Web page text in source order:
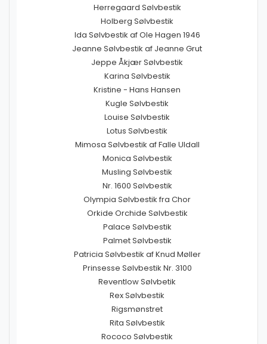
Herregaard Sølvbestik
Holberg Sølvbestik
Ida Sølvbestik af Ole Hagen 1946
Jeanne Sølvbestik af Jeanne Grut
Jeppe Åkjær Sølvbestik
Karina Sølvbestik
Kristine - Hans Hansen
Kugle Sølvbestik
Louise Sølvbestik
Lotus Sølvbestik
Mimosa Sølvbestik af Falle Uldall
Monica Sølvbestik
Musling Sølvbestik
Nr. 1600 Sølvbestik
Olympia Sølvbestik fra Chor
Orkide Orchide Sølvbestik
Palace Sølvbestik
Palmet Sølvbestik
Patricia Sølvbestik af Knud Møller
Prinsesse Sølvbestik Nr. 3100
Reventlow Sølvbetik
Rex Sølvbestik
Rigsmønstret
Rita Sølvbestik
Rococo Sølvbestik